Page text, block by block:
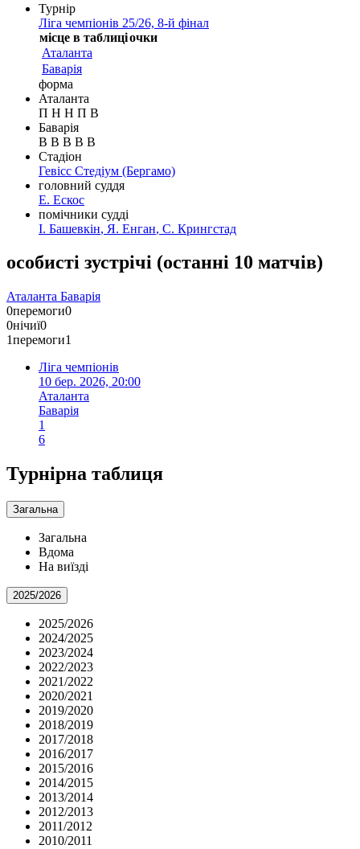
Турнір
Ліга чемпіонів 25/26, 8-й фінал
місце в таблиціочки
Аталанта
Баварія
форма
Аталанта
П Н Н П В
Баварія
В В В В В
Стадіон
Гевісс Стедіум (Бергамо)
головний суддя
Е. Ескос
помічники судді
І. Башевкін, Я. Енган, С. Крингстад
особисті зустрічі (останні 10 матчів)
Аталанта Баварія
0перемоги0
0нічиї0
1перемоги1
Ліга чемпіонів
10 бер. 2026, 20:00
Аталанта
Баварія
1
6
Турнірна таблиця
Загальна
Загальна
Вдома
На виїзді
2025/2026
2025/2026
2024/2025
2023/2024
2022/2023
2021/2022
2020/2021
2019/2020
2018/2019
2017/2018
2016/2017
2015/2016
2014/2015
2013/2014
2012/2013
2011/2012
2010/2011